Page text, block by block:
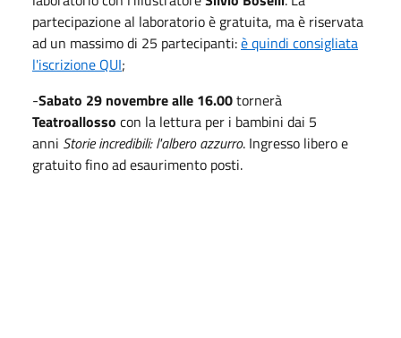
partecipazione al laboratorio è gratuita, ma è riservata
ad un massimo di 25 partecipanti:è quindi consigliata
l'iscrizione QUI;
-Sabato 29 novembre alle 16.00tornerà
Teatroallosso con la lettura per i bambini dai 5
anni Storie incredibili: l'albero azzurro. Ingresso libero e
gratuito fino ad esaurimento posti.